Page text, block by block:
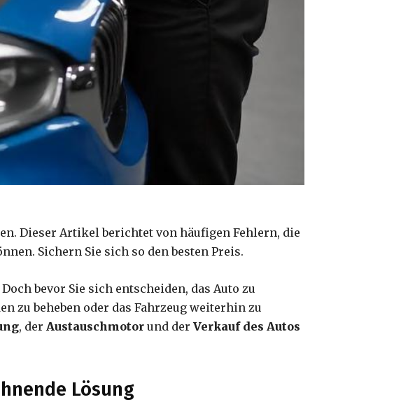
Dieser Artikel berichtet von häufigen Fehlern, die
Sichern Sie sich so den besten Preis.
bevor Sie sich entscheiden, das Auto zu
zu beheben oder das Fahrzeug weiterhin zu
, der Austauschmotor und der Verkauf des Autos
Lösung